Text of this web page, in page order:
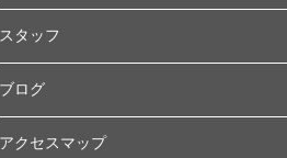
スタッフ
ブログ
アクセスマップ